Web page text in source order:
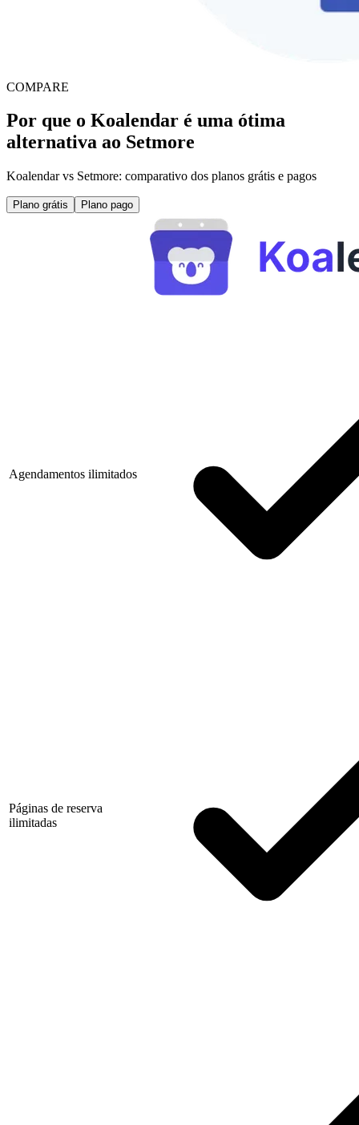
COMPARE
Por que o Koalendar é uma ótima
alternativa ao Setmore
Koalendar vs Setmore: comparativo dos planos grátis e pagos
Plano grátis Plano pago
Agendamentos ilimitados
Páginas de reserva
ilimitadas